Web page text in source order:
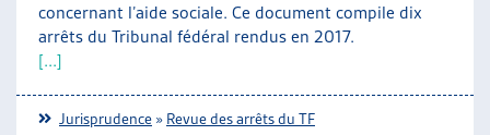
concernant l’aide sociale. Ce document compile dix
arrêts du Tribunal fédéral rendus en 2017.
[...]
Jurisprudence » Revue des arrêts du TF